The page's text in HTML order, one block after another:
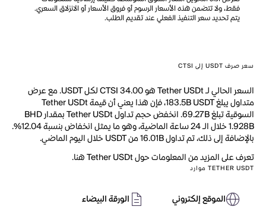
فقط، ولا تتضمن هذه الأسعار الرسوم أو فروق الأسعار أو الانزلاق السعري.
يتم تحديد سعر التنفيذ الفعلي عند تقديم الطلب.
سعر صرف USDT إلى CTSI
السعر الحالي لـ Tether USDt هو CTSI 34.00 لكل USDT. مع عرض
متداول يبلغ 183.5B USDT، فإن هذا يعني أن قيمة Tether USDt
السوقية تبلغ 69.27B. انخفض حجم تداول Tether USDt بمقدار BHD
1.928B خلال الـ 24 ساعة الماضية، وهو ما يمثل انخفاض بنسبة 12.04%.
بالإضافة إلى ذلك، تم تداول 16.01B من USDT خلال اليوم الماضي.
تعرف على المزيد من المعلومات حول Tether USDt هنا.
TETHER USDT موارد
الموقع إلكتروني الورقة البيضاء